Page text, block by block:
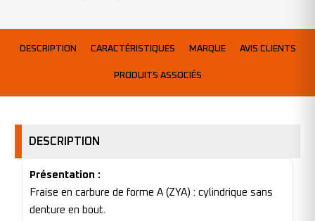
DESCRIPTION CARACTÉRISTIQUES MARQUE AVIS CLIENTS
PRODUITS ASSOCIÉS
DESCRIPTION
Présentation :
Fraise en carbure de forme A (ZYA) : cylindrique sans
denture en bout.